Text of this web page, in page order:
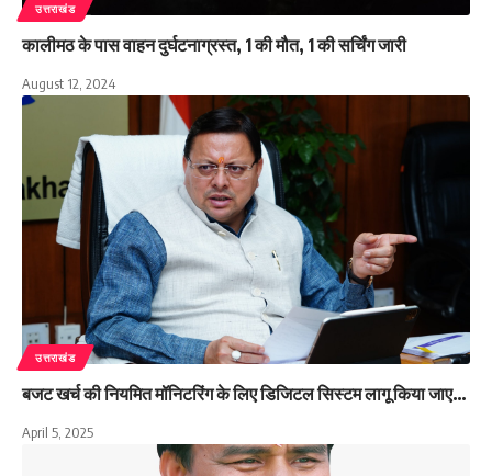
उत्तराखंड
कालीमठ के पास वाहन दुर्घटनाग्रस्त, 1 की मौत, 1 की सर्चिंग जारी
August 12, 2024
उत्तराखंड
बजट खर्च की नियमित मॉनिटरिंग के लिए डिजिटल सिस्टम लागू किया जाए…
April 5, 2025